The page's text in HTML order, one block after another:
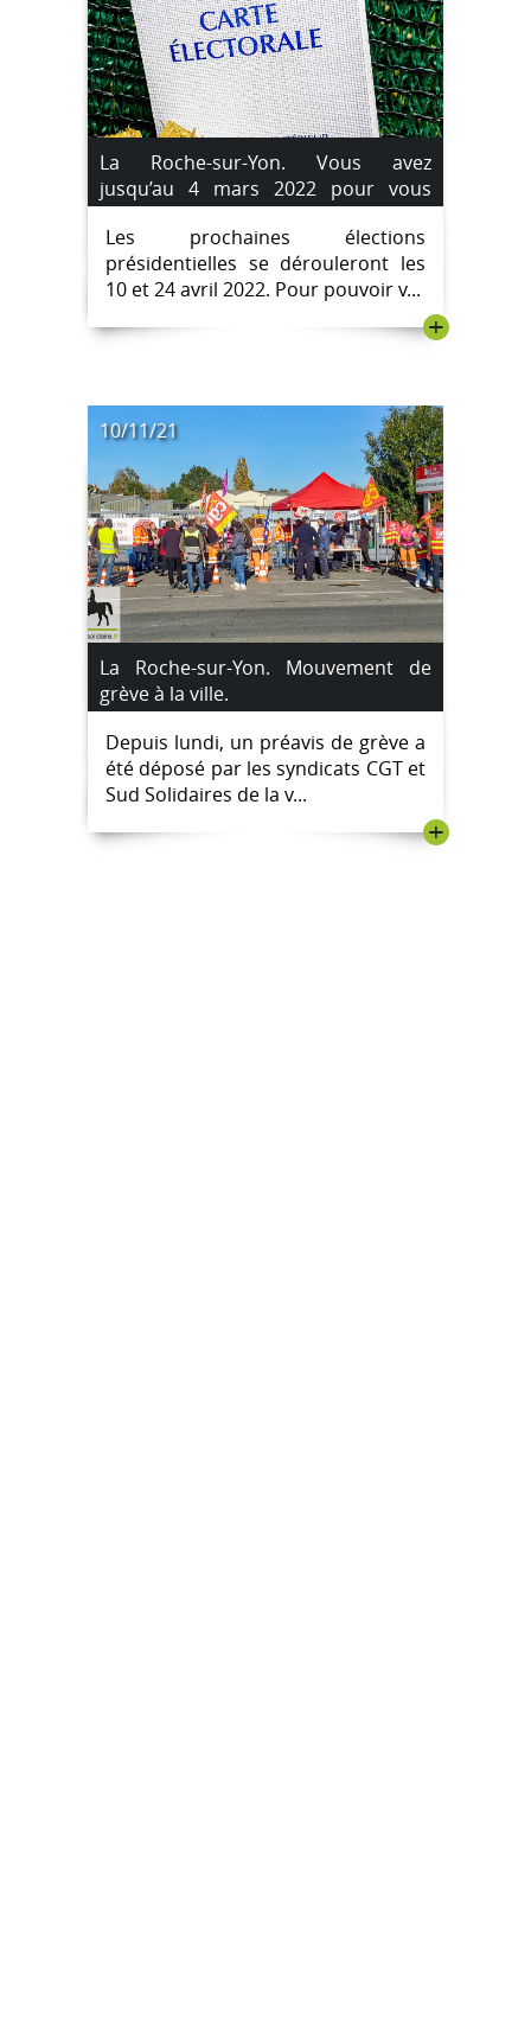
La Roche-sur-Yon. Vous avez
jusqu’au 4 mars 2022 pour vous
inscrire sur les listes électorales.
Les prochaines élections
présidentielles se dérouleront les
10 et 24 avril 2022. Pour pouvoir v...
+
10/11/21
La Roche-sur-Yon. Mouvement de
grève à la ville.
Depuis lundi, un préavis de grève a
été déposé par les syndicats CGT et
Sud Solidaires de la v...
+